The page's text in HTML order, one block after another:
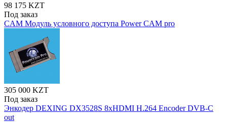
98 175 KZT
Под заказ
CAM Модуль условного доступа Power CAM pro
305 000 KZT
Под заказ
Энкодер DEXING DX3528S 8хHDMI H.264 Encoder DVB-C
out